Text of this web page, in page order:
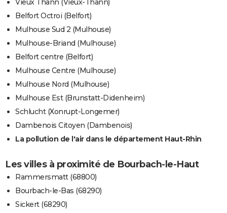
Vieux Thann (Vieux-Thann)
Belfort Octroi (Belfort)
Mulhouse Sud 2 (Mulhouse)
Mulhouse-Briand (Mulhouse)
Belfort centre (Belfort)
Mulhouse Centre (Mulhouse)
Mulhouse Nord (Mulhouse)
Mulhouse Est (Brunstatt-Didenheim)
Schlucht (Xonrupt-Longemer)
Dambenois Citoyen (Dambenois)
La pollution de l'air dans le département Haut-Rhin
Les villes à proximité de Bourbach-le-Haut
Rammersmatt (68800)
Bourbach-le-Bas (68290)
Sickert (68290)